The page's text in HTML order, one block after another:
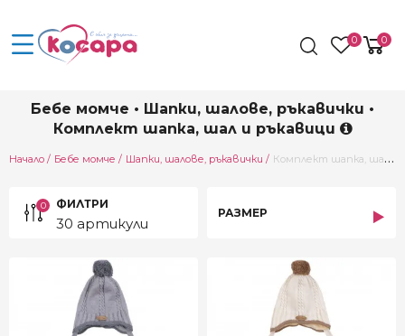
0 0
Бебе момче • Шапки, шалове, ръкавички •
Комплект шапка, шал и ръкавици
Начало Бебе момче Шапки, шалове, ръкавички Current:
Комплект шапка, шал и ръкавици
0 ФИЛТРИ
30 артикули
РАЗМЕР